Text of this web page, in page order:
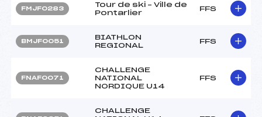
FMJF0283
Tour de ski – Ville de
Pontarlier
FFS
BMJF0051
BIATHLON
REGIONAL
FFS
FNAF0071
CHALLENGE
NATIONAL
NORDIQUE U14
FFS
CHALLENGE